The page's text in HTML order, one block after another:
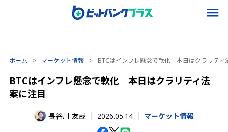
ホーム > マーケット情報 > BTCはインフレ懸念で軟化 本日はクラリティ
BTCはインフレ懸念で軟化 本日はクラリティ法
案に注目
長谷川 友哉 2026.05.14 マーケット情報